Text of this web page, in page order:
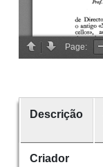
Descrição
Criador